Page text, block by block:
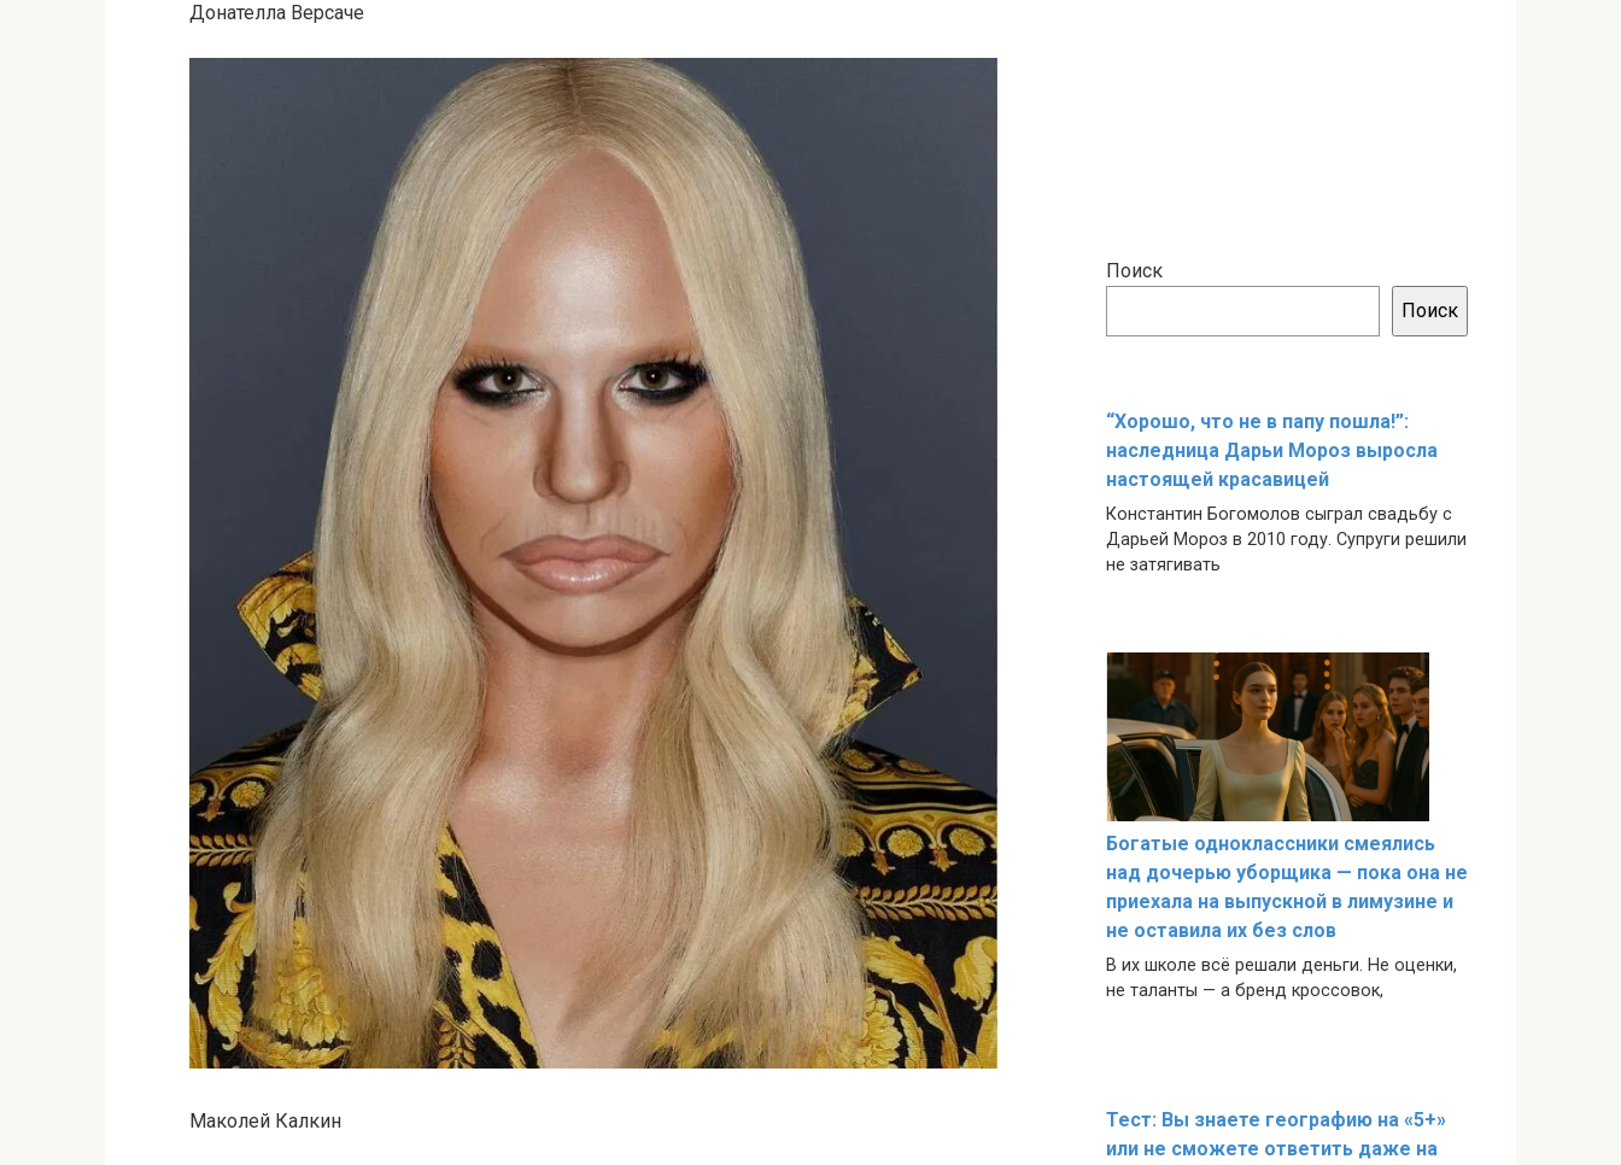
Донателла Версаче
Маколей Калкин
Поиск
Поиск
“Хорошо, что не в папу пошла!”:
наследница Дарьи Мороз выросла
настоящей красавицей
Константин Богомолов сыграл свадьбу с
Дарьей Мороз в 2010 году. Супруги решили
не затягивать
Богатые одноклассники смеялись
над дочерью уборщика — пока она не
приехала на выпускной в лимузине и
не оставила их без слов
В их школе всё решали деньги. Не оценки,
не таланты — а бренд кроссовок,
Тест: Вы знаете географию на «5+»
или не сможете ответить даже на